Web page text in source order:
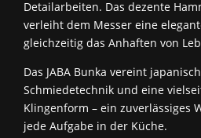
Detailarbeiten. Das dezente
verleiht dem Messer eine
gleichzeitig das Anhaften von
Das JABA Bunka vereint
Schmiedetechnik und eine
Klingenform – ein zuverlässiges
jede Aufgabe in der Küche.